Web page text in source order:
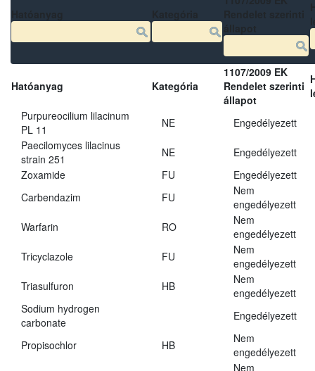
Hatóanyag Kategória
1107/2009 EK
Rendelet szerinti
állapot
Purpureocilium lilacinum
PL 11
NE
Engedélyezett
Paecilomyces lilacinus
strain 251
NE
Engedélyezett
Zoxamide
FU
Engedélyezett
Carbendazim
FU
Nem
engedélyezett
Warfarin
RO
Nem
engedélyezett
Tricyclazole
FU
Nem
engedélyezett
Triasulfuron
HB
Nem
engedélyezett
Sodium hydrogen
carbonate
Engedélyezett
Propisochlor HB
Nem
engedélyezett
Nem